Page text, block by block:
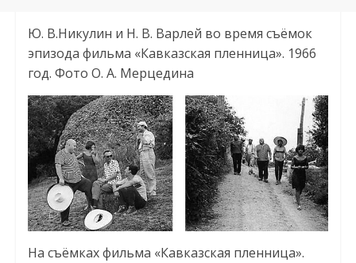
Ю. В.Никулин и Н. В. Варлей во время съёмок
эпизода фильма «Кавказская пленница». 1966
год. Фото О. А. Мерцедина
На съёмках фильма «Кавказская пленница».